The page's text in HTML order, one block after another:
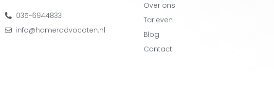
035-6944833
info@hameradvocaten.nl
Over ons
Tarieven
Blog
Contact